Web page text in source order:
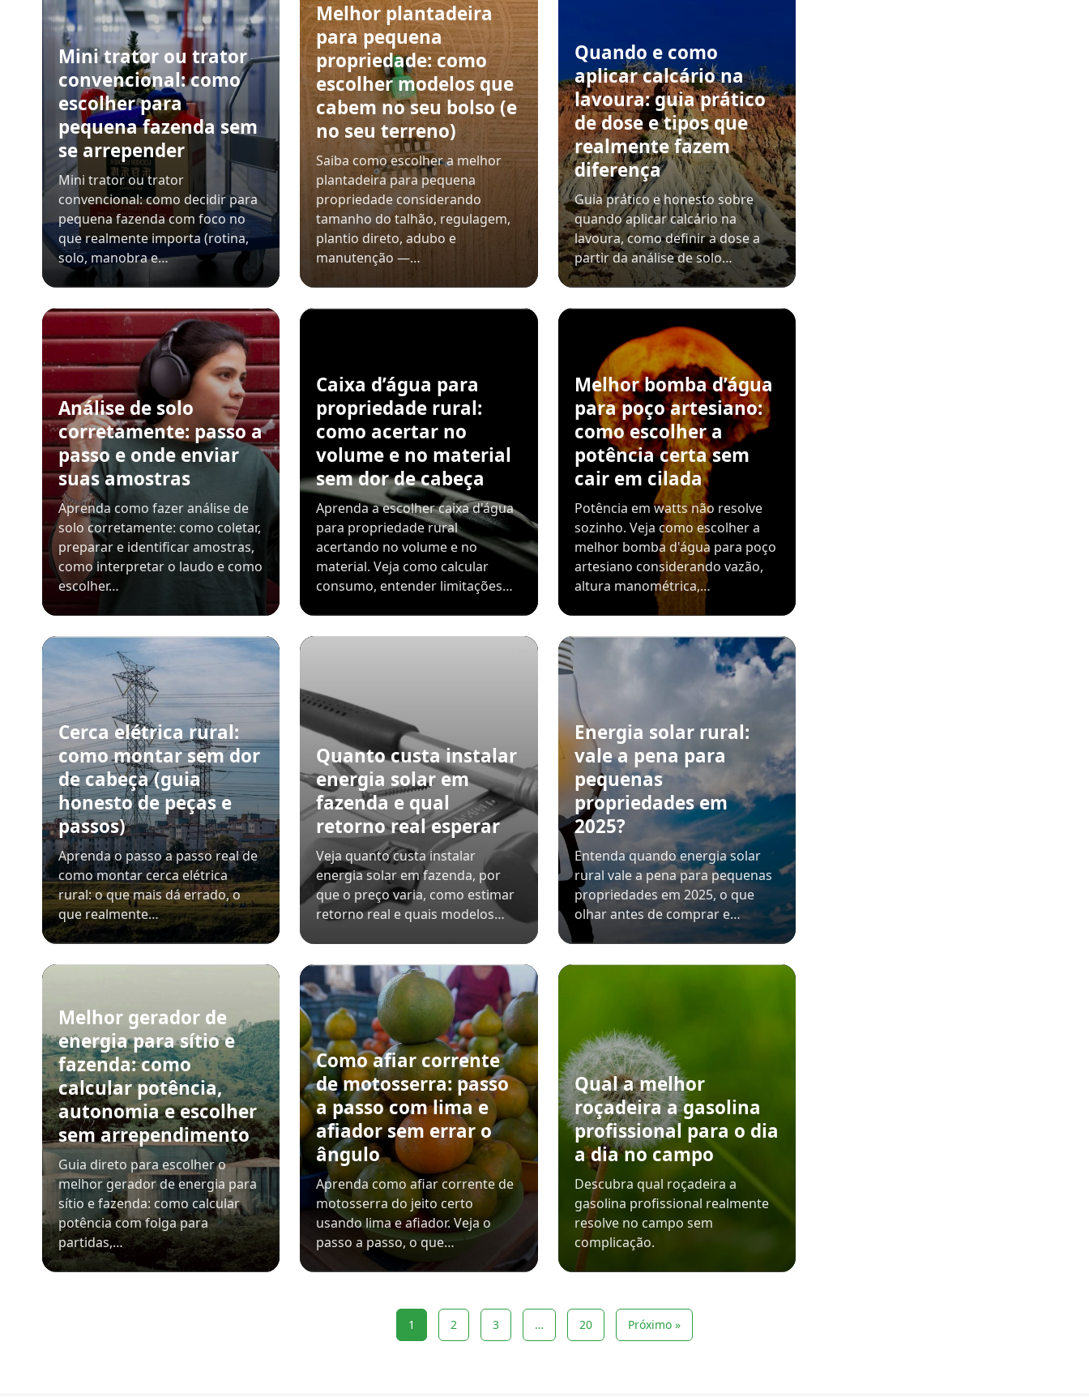
Mini trator ou trator
convencional: como
escolher para
pequena fazenda sem
se arrepender
Mini trator ou trator
convencional: como decidir para
pequena fazenda com foco no
que realmente importa (rotina,
solo, manobra e…
Melhor plantadeira
para pequena
propriedade: como
escolher modelos que
cabem no seu bolso (e
no seu terreno)
Saiba como escolher a melhor
plantadeira para pequena
propriedade considerando
tamanho do talhão, regulagem,
plantio direto, adubo e
manutenção —…
Quando e como
aplicar calcário na
lavoura: guia prático
de dose e tipos que
realmente fazem
diferença
Guia prático e honesto sobre
quando aplicar calcário na
lavoura, como definir a dose a
partir da análise de solo…
Análise de solo
corretamente: passo a
passo e onde enviar
suas amostras
Aprenda como fazer análise de
solo corretamente: como coletar,
preparar e identificar amostras,
como interpretar o laudo e como
escolher…
Caixa d’água para
propriedade rural:
como acertar no
volume e no material
sem dor de cabeça
Aprenda a escolher caixa d'água
para propriedade rural
acertando no volume e no
material. Veja como calcular
consumo, entender limitações…
Melhor bomba d’água
para poço artesiano:
como escolher a
potência certa sem
cair em cilada
Potência em watts não resolve
sozinho. Veja como escolher a
melhor bomba d'água para poço
artesiano considerando vazão,
altura manométrica,…
Cerca elétrica rural:
como montar sem dor
de cabeça (guia
honesto de peças e
passos)
Aprenda o passo a passo real de
como montar cerca elétrica
rural: o que mais dá errado, o
que realmente…
Quanto custa instalar
energia solar em
fazenda e qual
retorno real esperar
Veja quanto custa instalar
energia solar em fazenda, por
que o preço varia, como estimar
retorno real e quais modelos…
Energia solar rural:
vale a pena para
pequenas
propriedades em
2025?
Entenda quando energia solar
rural vale a pena para pequenas
propriedades em 2025, o que
olhar antes de comprar e…
Melhor gerador de
energia para sítio e
fazenda: como
calcular potência,
autonomia e escolher
sem arrependimento
Guia direto para escolher o
melhor gerador de energia para
sítio e fazenda: como calcular
potência com folga para
partidas,…
Como afiar corrente
de motosserra: passo
a passo com lima e
afiador sem errar o
ângulo
Aprenda como afiar corrente de
motosserra do jeito certo
usando lima e afiador. Veja o
passo a passo, o que…
Qual a melhor
roçadeira a gasolina
profissional para o dia
a dia no campo
Descubra qual roçadeira a
gasolina profissional realmente
resolve no campo sem
complicação.
1 2 3 … 20 Próximo »